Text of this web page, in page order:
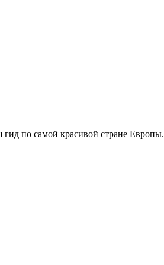
по самой красивой стране Европы.